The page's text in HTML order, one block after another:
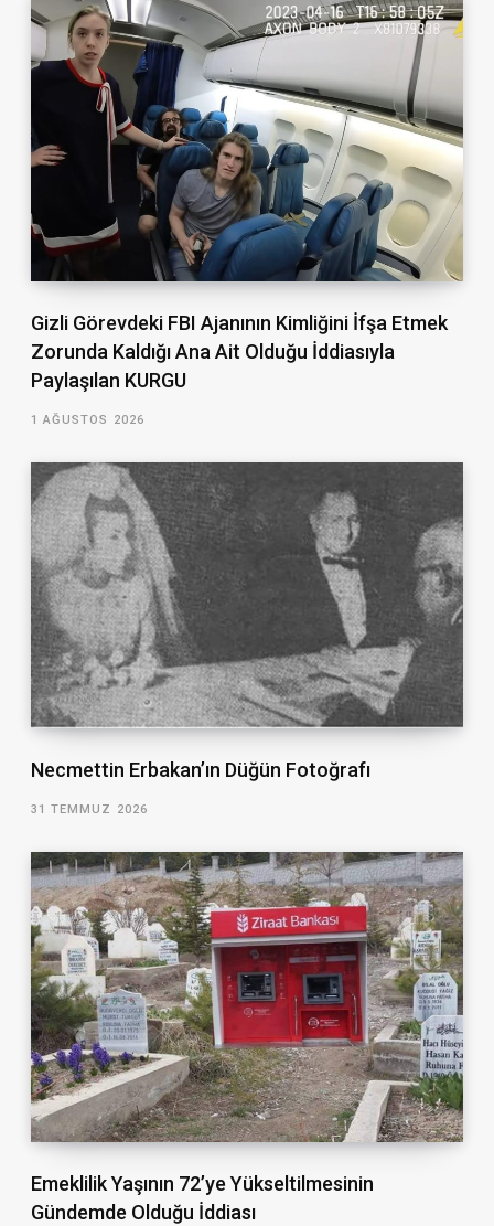
Gizli Görevdeki FBI Ajanının Kimliğini İfşa Etmek
Zorunda Kaldığı Ana Ait Olduğu İddiasıyla
Paylaşılan KURGU
1 AĞUSTOS 2026
Necmettin Erbakan’ın Düğün Fotoğrafı
31 TEMMUZ 2026
Emeklilik Yaşının 72’ye Yükseltilmesinin
Gündemde Olduğu İddiası